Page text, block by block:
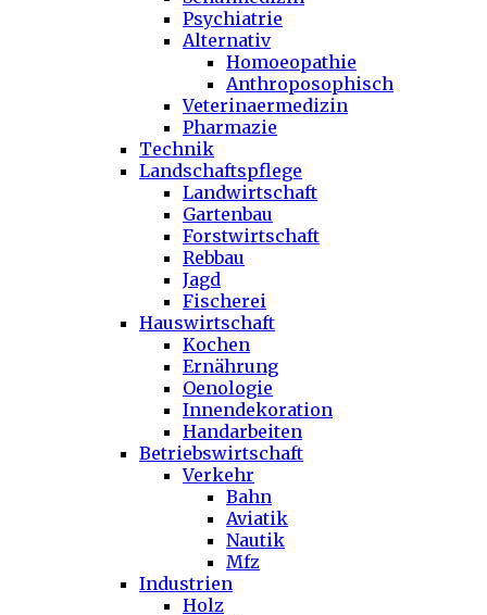
Psychiatrie
Alternativ
Homoeopathie
Anthroposophisch
Veterinaermedizin
Pharmazie
Technik
Landschaftspflege
Landwirtschaft
Gartenbau
Forstwirtschaft
Rebbau
Jagd
Fischerei
Hauswirtschaft
Kochen
Ernährung
Oenologie
Innendekoration
Handarbeiten
Betriebswirtschaft
Verkehr
Bahn
Aviatik
Nautik
Mfz
Industrien
Holz